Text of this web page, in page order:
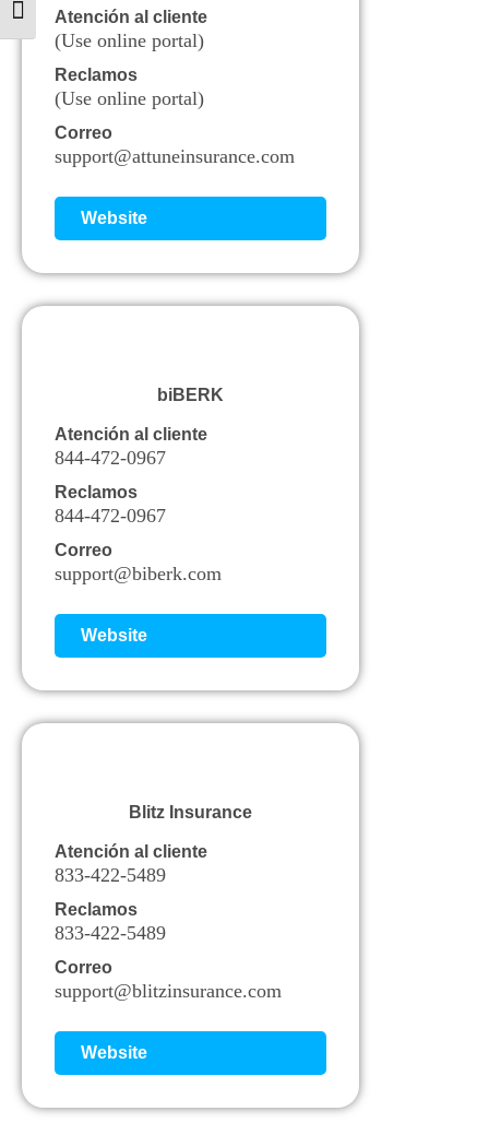
Alternar tamaño de letra
Atención al cliente
(Use online portal)
Reclamos
(Use online portal)
Correo
support@attuneinsurance.com
Website
biBERK
Atención al cliente
844-472-0967
Reclamos
844-472-0967
Correo
support@biberk.com
Website
Blitz Insurance
Atención al cliente
833-422-5489
Reclamos
833-422-5489
Correo
support@blitzinsurance.com
Website